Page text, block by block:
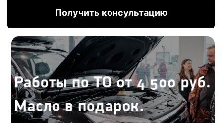
Получить консультацию